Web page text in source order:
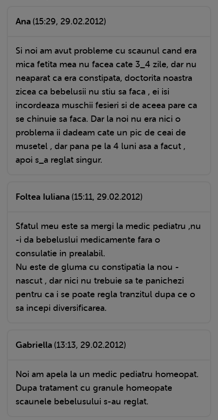
Ana (15:29, 29.02.2012)
Si noi am avut probleme cu scaunul cand era
mica fetita mea nu facea cate 3_4 zile, dar nu
neaparat ca era constipata, doctorita noastra
zicea ca bebelusii nu stiu sa faca , ei isi
incordeaza muschii fesieri si de aceea pare ca
se chinuie sa faca. Dar la noi nu era nici o
problema ii dadeam cate un pic de ceai de
musetel , dar pana pe la 4 luni asa a facut ,
apoi s_a reglat singur.
Foltea Iuliana (15:11, 29.02.2012)
Sfatul meu este sa mergi la medic pediatru ,nu
-i da bebeluslui medicamente fara o
consulatie in prealabil.
Nu este de gluma cu constipatia la nou -
nascut , dar nici nu trebuie sa te panichezi
pentru ca i se poate regla tranzitul dupa ce o
sa incepi diversificarea.
Gabriella (13:13, 29.02.2012)
Noi am apela la un medic pediatru homeopat.
Dupa tratament cu granule homeopate
scaunele bebelusului s-au reglat.